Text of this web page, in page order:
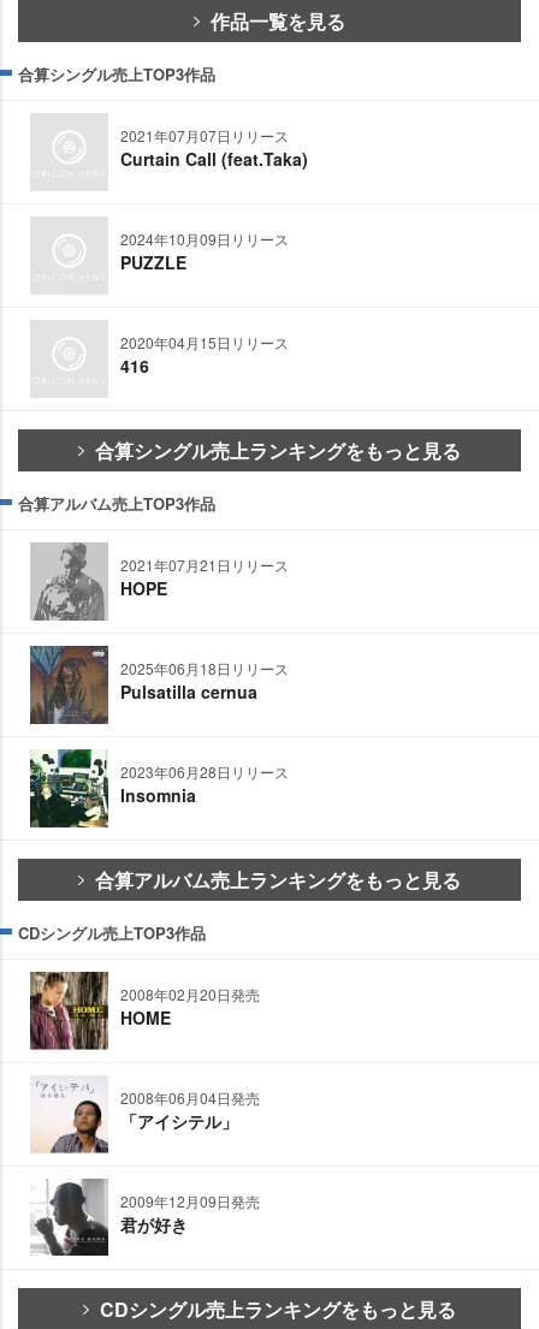
作品一覧を見る
合算シングル売上TOP3作品
2021年07月07日リリース
Curtain Call (feat.Taka)
2024年10月09日リリース
PUZZLE
2020年04月15日リリース
416
合算シングル売上ランキングをもっと見る
合算アルバム売上TOP3作品
2021年07月21日リリース
HOPE
2025年06月18日リリース
Pulsatilla cernua
2023年06月28日リリース
Insomnia
合算アルバム売上ランキングをもっと見る
CDシングル売上TOP3作品
2008年02月20日発売
HOME
2008年06月04日発売
「アイシテル」
2009年12月09日発売
君が好き
CDシングル売上ランキングをもっと見る